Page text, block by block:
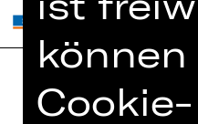
Home
können
Cookie-